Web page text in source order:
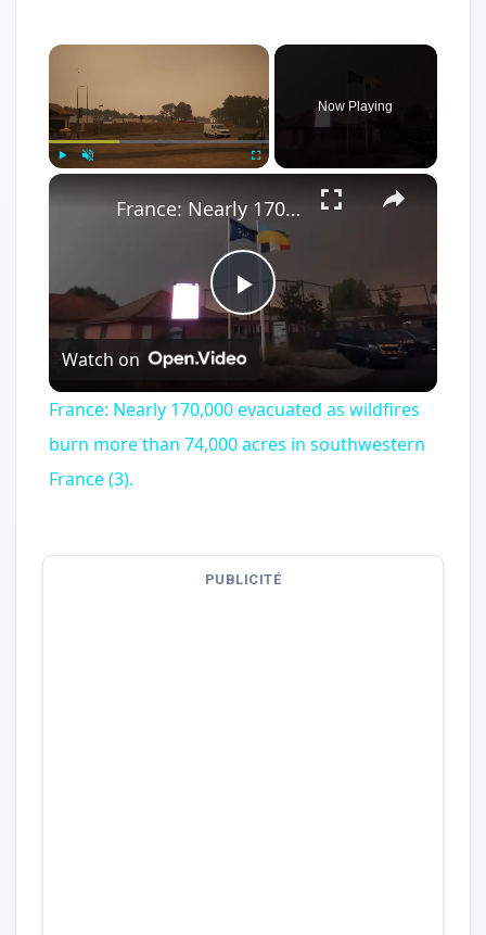
×
Now Playing
×
Play
Video
France: Nearly 170,000 evacuated as wildfires burn more than 74,000 acres in southwestern France (3).
Watch on
France: Nearly 170,000 evacuated as wildfires
burn more than 74,000 acres in southwestern
France (3).
PUBLICITÉ